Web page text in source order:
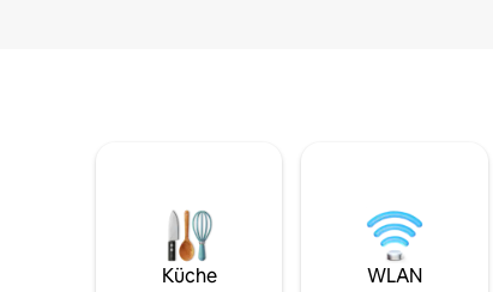
Küche WLAN